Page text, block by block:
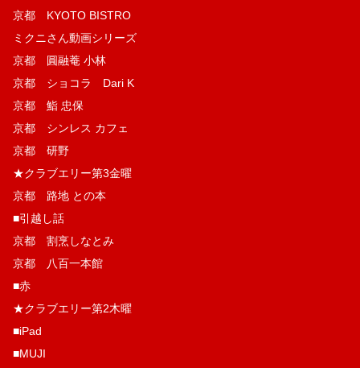
京都 KYOTO BISTRO
ミクニさん動画シリーズ
京都 圓融菴 小林
京都 ショコラ Dari K
京都 鮨 忠保
京都 シンレス カフェ
京都 研野
★クラブエリー第3金曜
京都 路地 との本
■引越し話
京都 割烹しなとみ
京都 八百一本館
■赤
★クラブエリー第2木曜
■iPad
■MUJI